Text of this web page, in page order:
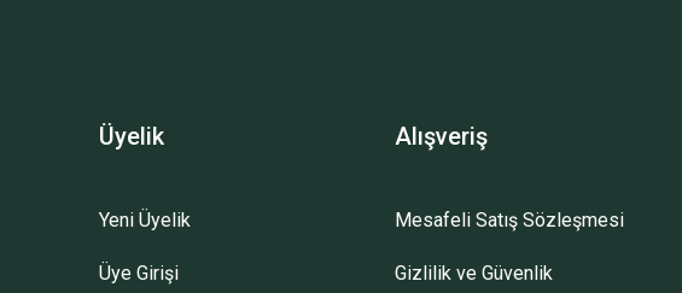
Üyelik
Yeni Üyelik
Üye Girişi
Alışveriş
Mesafeli Satış Sözleşmesi
Gizlilik ve Güvenlik